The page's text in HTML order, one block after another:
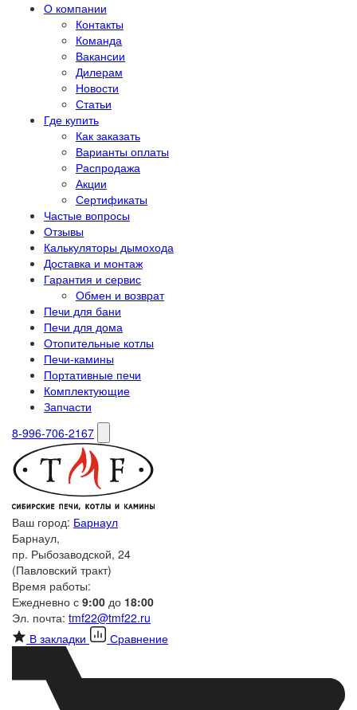
О компании
Контакты
Команда
Вакансии
Дилерам
Новости
Статьи
Где купить
Как заказать
Варианты оплаты
Распродажа
Акции
Сертификаты
Частые вопросы
Отзывы
Калькуляторы дымохода
Доставка и монтаж
Гарантия и сервис
Обмен и возврат
Печи для бани
Печи для дома
Отопительные котлы
Печи-камины
Портативные печи
Комплектующие
Запчасти
8-996-706-2167
Ваш город: Барнаул
Барнаул,
пр. Рыбозаводской, 24
(Павловский тракт)
Время работы:
Ежедневно с 9:00 до 18:00
Эл. почта: tmf22@tmf22.ru
В закладки
Сравнение